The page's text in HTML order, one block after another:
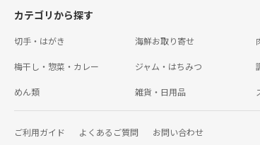
カテゴリから探す
切手・はがき 海鮮お取り寄せ
梅干し・惣菜・カレー ジャム・はちみつ
めん類 雑貨・日用品
ご利用ガイド よくあるご質問 お問い合わせ